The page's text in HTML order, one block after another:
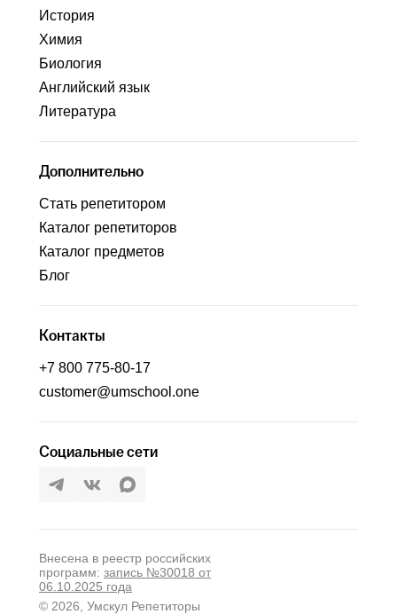
Дополнительно
Стать репетитором
Каталог репетиторов
Каталог предметов
Контакты
Социальные сети
+7 800 775-80-17
customer@umschool.one
Блог
История
Химия
Биология
Английский язык
Литература
© 2026, Умскул Репетиторы
Внесена в реестр российских
программ: запись №30018 от
06.10.2025 года